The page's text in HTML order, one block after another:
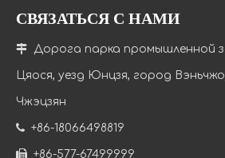
СВЯЗАТЬСЯ С НАМИ
 Дорога парка промышленной
Цяося, уезд Юнцзя, город
Чжэцзян
 +86-18066498819
 +86-577-67499999